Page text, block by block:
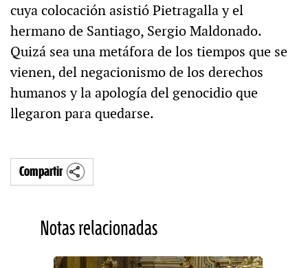
cuya colocación asistió Pietragalla y el
hermano de Santiago, Sergio Maldonado.
Quizá sea una metáfora de los tiempos que se
vienen, del negacionismo de los derechos
humanos y la apología del genocidio que
llegaron para quedarse.
Compartir
Notas relacionadas